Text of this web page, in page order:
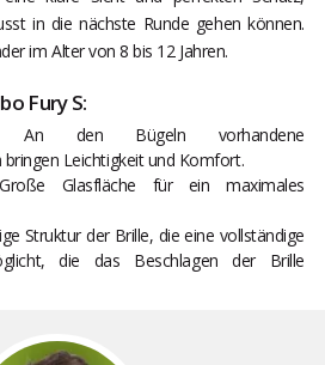
in die nächste Runde gehen können.
im Alter von 8 bis 12 Jahren.
Fury S:
An den Bügeln vorhandene
Leichtigkeit und Komfort.
Große Glasfläche für ein maximales
Struktur der Brille, die eine vollständige
die das Beschlagen der Brille